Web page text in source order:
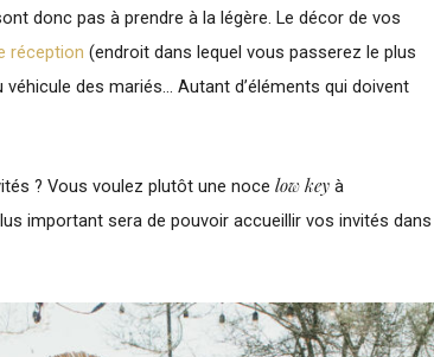
donc pas à prendre à la légère. Le décor de vos
réception (endroit dans lequel vous passerez le plus
des mariés… Autant d’éléments qui doivent
? Vous voulez plutôt une noce low key à
important sera de pouvoir accueillir vos invités dans